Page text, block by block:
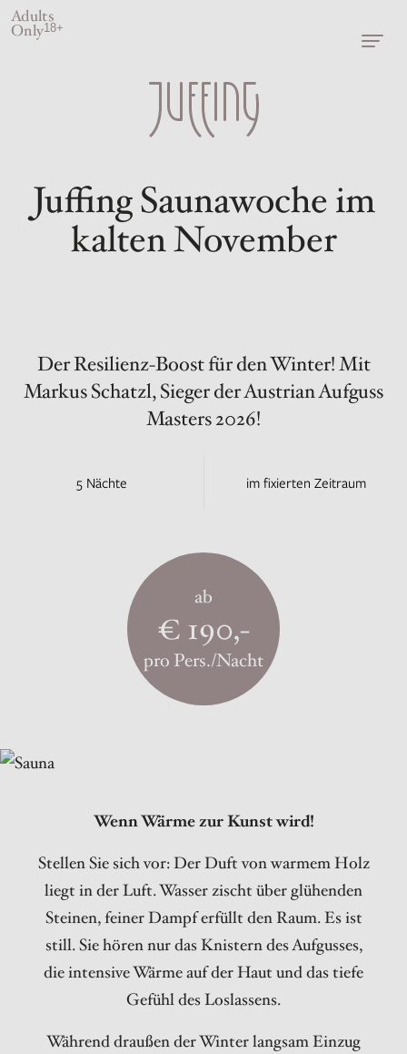
Adults
Only18+
Juffing Saunawoche im
kalten November
Der Resilienz-Boost für den Winter! Mit
Markus Schatzl, Sieger der Austrian Aufguss
Masters 2026!
5 Nächte im fixierten Zeitraum
ab
€ 190,-
pro Pers./Nacht
Wenn Wärme zur Kunst wird!
Stellen Sie sich vor: Der Duft von warmem Holz
liegt in der Luft. Wasser zischt über glühenden
Steinen, feiner Dampf erfüllt den Raum. Es ist
still. Sie hören nur das Knistern des Aufgusses,
die intensive Wärme auf der Haut und das tiefe
Gefühl des Loslassens.
Während draußen der Winter langsam Einzug